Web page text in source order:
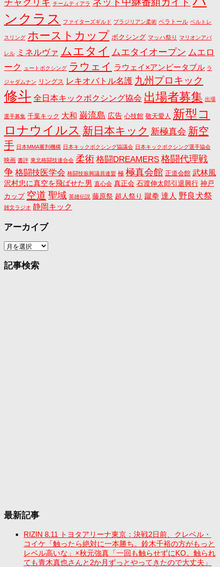
チャクリキ チームティアラ
ンクラス
ファイターズギルド ブラジリアン柔術 ベラトール ベルトレ
スリング ホーストカップ ボクシング マッハ祭り マリオンアパ
レル ミネルヴァ ムエタイ ムエタイオープン ムエロ
ーク
ュートボクシング ラウェイ ラウェイ×アンビータブル ラ
ジャダムナン リングス レキオバトル名護 九州プロキック
修斗 全日本キックボクシング協会 出場者募集 出場
選手募集 千葉キック 大和 巌流島 広告 心技館 敬天愛人 新型コ
ロナウイルス 新日本キック 新極真会 新空
手 日本MMA審判機構 日本キックボクシング協議会 日本キックボクシング選手協会
映画 書評 東北格闘技連合会 柔術 格闘DREAMERS 格闘代理戦
争 格闘技医学会 格闘技振興議員連盟 極 極真会館 正道会館 武林風
沢村忠に真空を飛ばせた男 直心会 真正会 石渡伸太郎引退興行 神戸
カップ 空道 聖域 英雄伝説 藤原祭 超人祭り 蹴拳 達人 野良犬祭
雑文ラジオ 静岡キック
アーカイブ
ア
カ
記事検索
最新記事
RIZIN 8.11 トヨタアリーナ東京：決戦2日前、クレベル・
コイケ「触ったら絶対に一本勝ち。鈴木千裕の方がもっと
レベル高いな」×秋元強真「一回も触らせずにKO。触られ
ても青木真也さんと2か月ずっとやってきたので大丈夫」